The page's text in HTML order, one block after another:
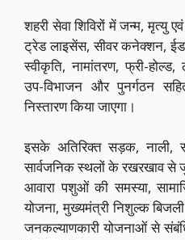
शहरी सेवा शिविरों में जन्म, मृत्यु
ट्रेड लाइसेंस, सीवर कनेक्शन,
स्वीकृति, नामांतरण, फ्री-
उप-विभाजन और पुनर्गठन
निस्तारण किया जाएगा।
इसके अतिरिक्त सड़क, नाली,
सार्वजनिक स्थलों के रखरखाव से
आवारा पशुओं की समस्या,
योजना, मुख्यमंत्री निशुल्क
जनकल्याणकारी योजनाओं से